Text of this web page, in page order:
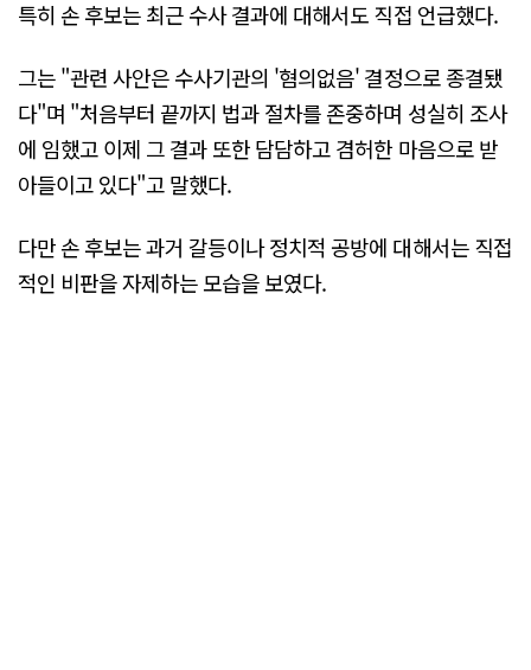
특히 손 후보는 최근 수사 결과에 대해서도 직접 언급했다.
그는 "관련 사안은 수사기관의 '혐의없음' 결정으로 종결됐
다"며 "처음부터 끝까지 법과 절차를 존중하며 성실히 조사
에 임했고 이제 그 결과 또한 담담하고 겸허한 마음으로 받
아들이고 있다"고 말했다.
다만 손 후보는 과거 갈등이나 정치적 공방에 대해서는 직접
적인 비판을 자제하는 모습을 보였다.